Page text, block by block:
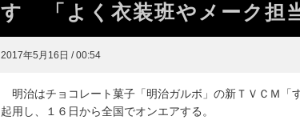
す 「よく衣装班やメーク担
2017年5月16日 / 00:54
明治はチョコレート菓子「明治ガルボ」の新ＴＶＣＭ「
起用し、１６日から全国でオンエアする。